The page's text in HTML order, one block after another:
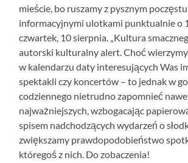
mieście, bo ruszamy z pysznym
informacyjnymi ulotkami punktualnie o
czwartek, 10 sierpnia. „Kultura
autorski kulturalny alert. Choć
w kalendarzu daty interesujących Was
spektakli czy koncertów – to jednak w
codziennego nietrudno zapomnieć
najważniejszych, wzbogacając
spisem nadchodzących wydarzeń o
zwiększamy prawdopodobieństwo
któregoś z nich. Do zobaczenia!